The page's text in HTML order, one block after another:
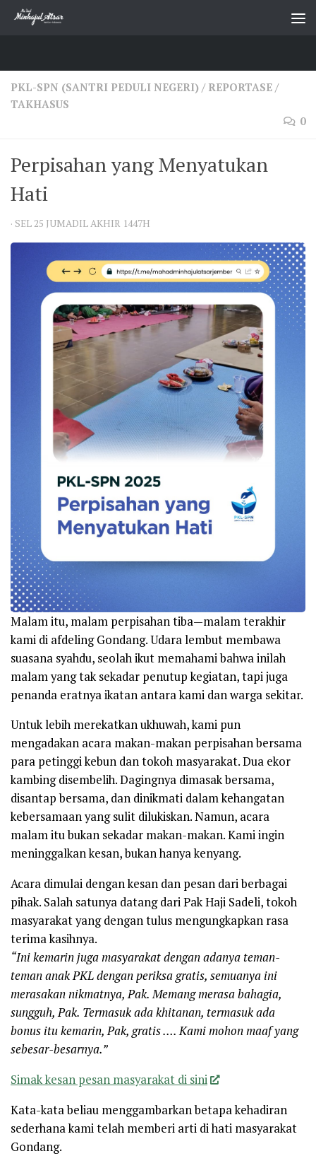
Skip to content
PKL-SPN (SANTRI PEDULI NEGERI) / REPORTASE /
TAKHASUS
0
Perpisahan yang Menyatukan
Hati
· SEL 25 JUMADIL AKHIR 1447H
Malam itu, malam perpisahan tiba—malam terakhir
kami di afdeling Gondang. Udara lembut membawa
suasana syahdu, seolah ikut memahami bahwa inilah
malam yang tak sekadar penutup kegiatan, tapi juga
penanda eratnya ikatan antara kami dan warga sekitar.
Untuk lebih merekatkan ukhuwah, kami pun
mengadakan acara makan-makan perpisahan bersama
para petinggi kebun dan tokoh masyarakat. Dua ekor
kambing disembelih. Dagingnya dimasak bersama,
disantap bersama, dan dinikmati dalam kehangatan
kebersamaan yang sulit dilukiskan. Namun, acara
malam itu bukan sekadar makan-makan. Kami ingin
meninggalkan kesan, bukan hanya kenyang.
Acara dimulai dengan kesan dan pesan dari berbagai
pihak. Salah satunya datang dari Pak Haji Sadeli, tokoh
masyarakat yang dengan tulus mengungkapkan rasa
terima kasihnya.
“Ini kemarin juga masyarakat dengan adanya teman-
teman anak PKL dengan periksa gratis, semuanya ini
merasakan nikmatnya, Pak. Memang merasa bahagia,
sungguh, Pak. Termasuk ada khitanan, termasuk ada
bonus itu kemarin, Pak, gratis …. Kami mohon maaf yang
sebesar-besarnya.”
Simak kesan pesan masyarakat di sini
Kata-kata beliau menggambarkan betapa kehadiran
sederhana kami telah memberi arti di hati masyarakat
Gondang.